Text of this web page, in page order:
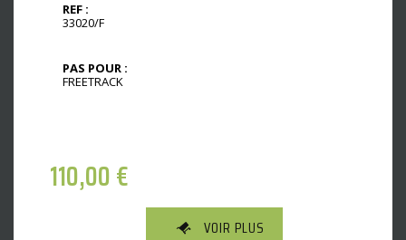
REF :
33020/F
PAS POUR :
FREETRACK
110,00€
VOIR PLUS